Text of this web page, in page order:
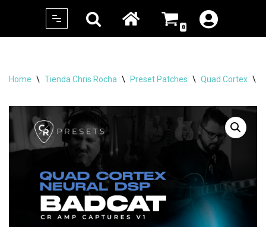
0
Home \ Tienda Chris Rocha \ Preset Patches \ Quad Cortex \